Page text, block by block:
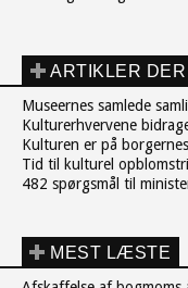
ARTIKLER
Museernes samlede
Kulturerhvervene
Kulturen er på
Tid til kulturel
482 spørgsmål til
MEST LÆSTE